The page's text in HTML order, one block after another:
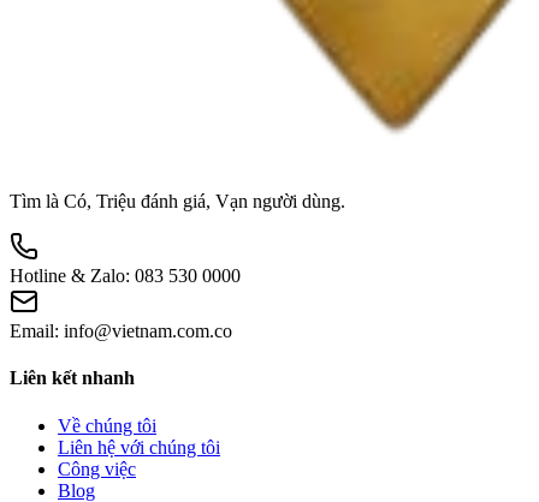
Tìm là Có, Triệu đánh giá, Vạn người dùng.
Hotline & Zalo: 083 530 0000
Email: info@vietnam.com.co
Liên kết nhanh
Về chúng tôi
Liên hệ với chúng tôi
Công việc
Blog